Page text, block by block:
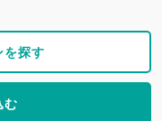
を探す
む